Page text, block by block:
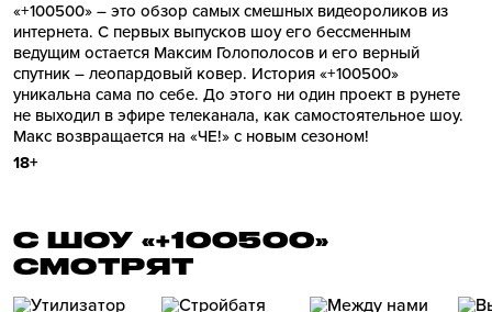
«+100500» – это обзор самых смешных видеороликов из
интернета. С первых выпусков шоу его бессменным
ведущим остается Максим Голополосов и его верный
спутник – леопардовый ковер. История «+100500»
уникальна сама по себе. До этого ни один проект в рунете
не выходил в эфире телеканала, как самостоятельное шоу.
Макс возвращается на «ЧЕ!» с новым сезоном!
18+
С ШОУ «+100500»
СМОТРЯТ